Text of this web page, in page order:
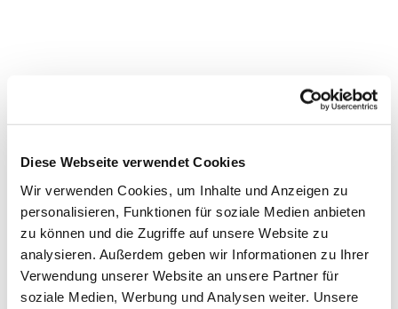
Diese Webseite verwendet Cookies
Wir verwenden Cookies, um Inhalte und Anzeigen zu
personalisieren, Funktionen für soziale Medien anbieten
zu können und die Zugriffe auf unsere Website zu
analysieren. Außerdem geben wir Informationen zu Ihrer
Verwendung unserer Website an unsere Partner für
soziale Medien, Werbung und Analysen weiter. Unsere